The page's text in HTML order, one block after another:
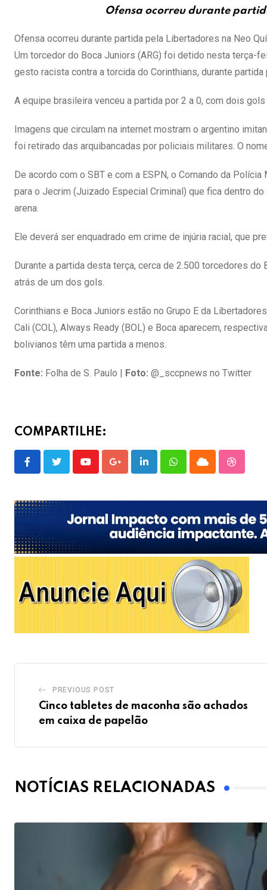
Ofensa ocorreu durante
Ofensa ocorreu durante partida pela Libertadores na Neo
Um torcedor do Boca Juniors (ARG) foi detido nesta terça-
gesto racista contra a torcida do Corinthians, durante
A equipe brasileira venceu a partida por 2 a 0, com dois
Imagens que circulam na internet mostram o argentino
foi retirado das arquibancadas por policiais militares. O
De acordo com o SBT e com a ESPN, o Comando da
para o Jecrim (Juizado Especial Criminal) que fica dentro
arena.
Ele deverá ser enquadrado em crime de injúria racial, que
Durante a partida desta terça, cerca de 2.500 torcedores
atrás de um dos gols.
Corinthians e Boca Juniors estão no Grupo E da
Cali (COL), Always Ready (BOL) e Boca aparecem,
bolivianos têm uma partida a menos.
Fonte: Folha de S. Paulo | Foto: @_sccpnews no Twitter
COMPARTILHE:
YoutubeGoogle+LinkedInWhatsappCloud
PREVIOUS POST
Cinco tabletes de maconha são achados
em caixa de papelão
NOTÍCIAS RELACIONADAS